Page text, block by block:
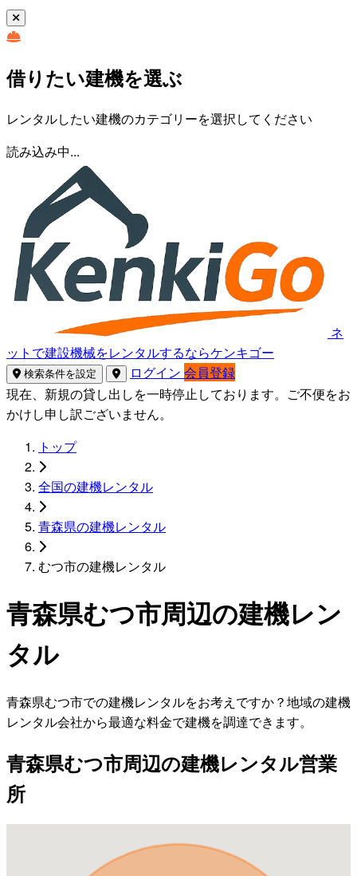
借りたい建機を選ぶ
レンタルしたい建機のカテゴリーを選択してください
読み込み中...
ネ
ットで建設機械をレンタルするならケンキゴー
検索条件を設定 ログイン 会員登録
現在、新規の貸し出しを一時停止しております。ご不便をお
かけし申し訳ございません。
トップ
全国の建機レンタル
青森県の建機レンタル
むつ市の建機レンタル
青森県むつ市周辺の建機レン
タル
青森県むつ市での建機レンタルをお考えですか？地域の建機
レンタル会社から最適な料金で建機を調達できます。
青森県むつ市周辺の建機レンタル営業
所